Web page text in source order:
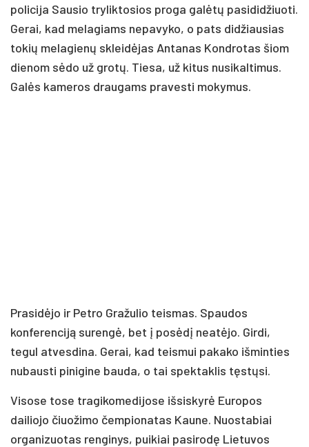
policija Sausio tryliktosios proga galėtų pasididžiuoti.
Gerai, kad melagiams nepavyko, o pats didžiausias
tokių melagienų skleidėjas Antanas Kondrotas šiom
dienom sėdo už grotų. Tiesa, už kitus nusikaltimus.
Galės kameros draugams pravesti mokymus.
Prasidėjo ir Petro Gražulio teismas. Spaudos
konferenciją surengė, bet į posėdį neatėjo. Girdi,
tegul atvesdina. Gerai, kad teismui pakako išminties
nubausti pinigine bauda, o tai spektaklis tęstųsi.
Visose tose tragikomedijose išsiskyrė Europos
dailiojo čiuožimo čempionatas Kaune. Nuostabiai
organizuotas renginys, puikiai pasirodę Lietuvos